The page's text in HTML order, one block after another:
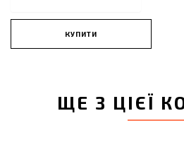
КУПИТИ
ЩЕ З ЦІЄЇ